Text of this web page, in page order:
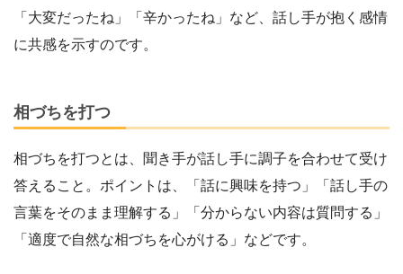
「大変だったね」「辛かったね」など、話し手が抱く感情
に共感を示すのです。
相づちを打つ
相づちを打つとは、聞き手が話し手に調子を合わせて受け
答えること。ポイントは、「話に興味を持つ」「話し手の
言葉をそのまま理解する」「分からない内容は質問する」
「適度で自然な相づちを心がける」などです。